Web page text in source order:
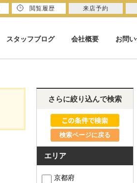
スタッフブログ 会社概要 お問
さらに絞り込んで検索
検索ページに戻る
エリア
京都府
閲覧履歴 来店予約